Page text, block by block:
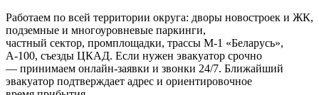
Работаем по всей территории округа: дворы новостроек и ЖК,
подземные и многоуровневые паркинги,
частный сектор, промплощадки, трассы М‑1 «Беларусь»,
А‑100, съезды ЦКАД. Если нужен эвакуатор срочно
— принимаем онлайн-заявки и звонки 24/7. Ближайший
эвакуатор подтверждает адрес и ориентировочное